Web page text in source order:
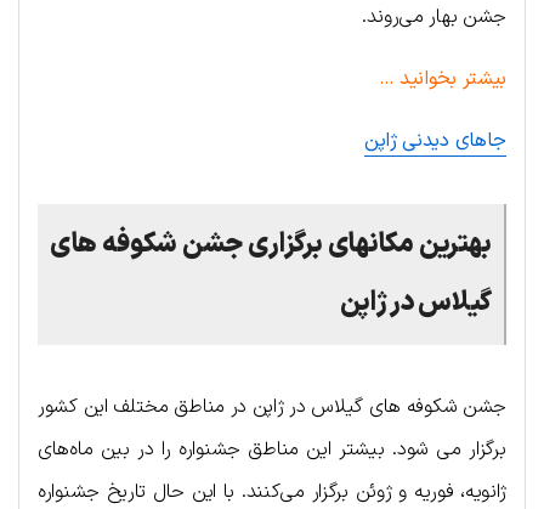
جشن بهار می‌روند.
بیشتر بخوانید …
جاهای دیدنی ژاپن
بهترین مکانهای برگزاری جشن شکوفه های
گیلاس در ژاپن
جشن شکوفه های گیلاس در ژاپن در مناطق مختلف این کشور
برگزار می شود. بیشتر این مناطق جشنواره را در بین ماه‌های
ژانویه، فوریه و ژوئن برگزار می‌کنند. با این حال تاریخ جشنواره